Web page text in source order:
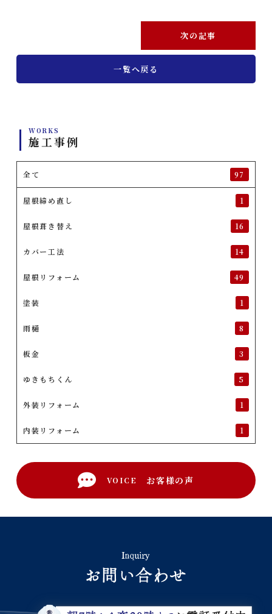
次の記事
一覧へ戻る
WORKS
施工事例
全て 97
屋根締め直し 1
屋根葺き替え 16
カバー工法 14
屋根リフォーム 49
塗装 1
雨樋 8
板金 3
ゆきもちくん 5
外装リフォーム 1
内装リフォーム 1
VOICE お客様の声